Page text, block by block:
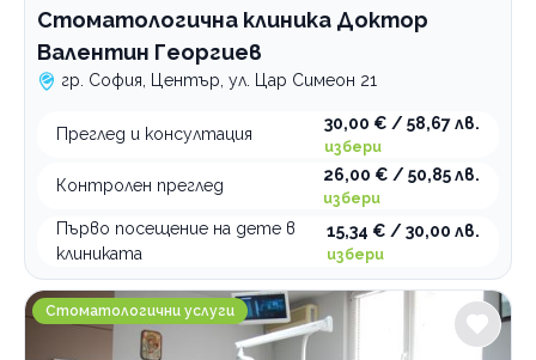
Стоматологична клиника Доктор
Валентин Георгиев
гр. София, Център, ул. Цар Симеон 21
Преглед и консултация
30,00 € / 58,67 лв.
избери
Контролен преглед
26,00 € / 50,85 лв.
избери
Първо посещение на дете в
клиниката
15,34 € / 30,00 лв.
избери
Д-р Милен Ильов - Дентално студио
Стоматологични услуги